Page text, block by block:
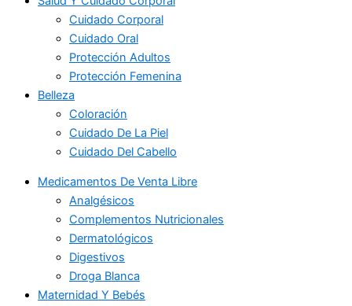
Cuidado Corporal
Cuidado Oral
Protección Adultos
Protección Femenina
Belleza
Coloración
Cuidado De La Piel
Cuidado Del Cabello
Medicamentos De Venta Libre
Analgésicos
Complementos Nutricionales
Dermatológicos
Digestivos
Droga Blanca
Maternidad Y Bebés